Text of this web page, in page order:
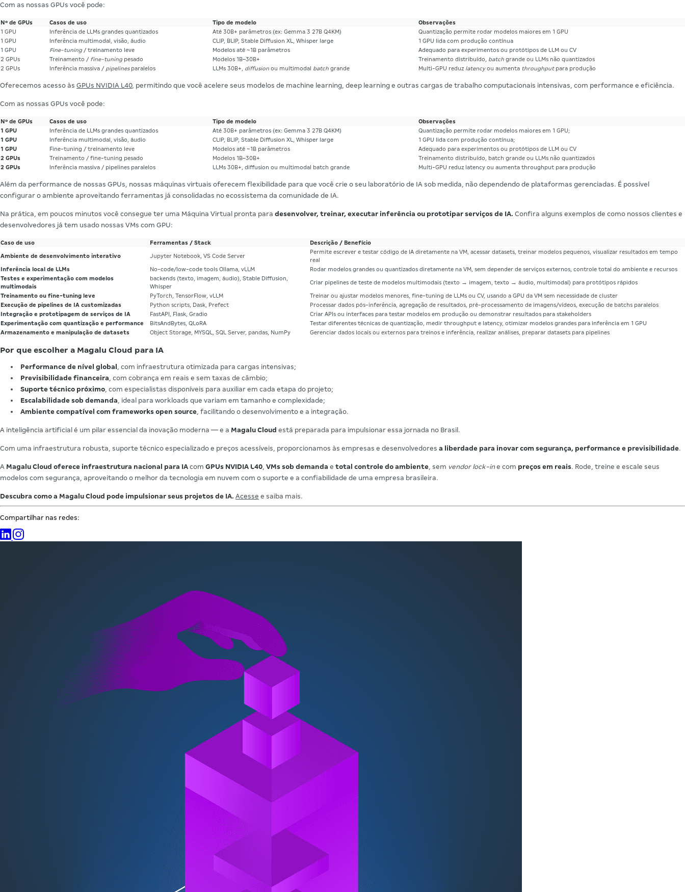
Com as nossas GPUs você pode:
Nº de GPUs Casos de uso Tipo de modelo
Observações
1 GPU
Inferência de LLMs grandes quantizados Até 30B+ parâmetros (ex: Gemma 3 27B Q4KM)
Quantização permite rodar modelos maiores em 1 GPU
1 GPU
Inferência multimodal, visão, áudio CLIP, BLIP, Stable Diffusion XL, Whisper large
1 GPU lida com produção contínua
1 GPU
Fine-tuning/ treinamento leve Modelos até ~1B parâmetros
Adequado para experimentos ou protótipos de LLM ou CV
2 GPUs
Treinamento / fine-tuningpesado Modelos 1B–30B+ Treinamento distribuído, batch grande ou LLMs não quantizados
2 GPUs
Inferência massiva / pipelinesparalelos LLMs 30B+, diffusion ou multimodal batch grande Multi-GPU reduz latencyou aumenta throughputpara produção
Oferecemos acesso às GPUs NVIDIA L40, permitindo que você acelere seus modelos de machine learning, deep learning e outras cargas de trabalho computacionais intensivas, com performance e eficiência.
Com as nossas GPUs você pode:
Nº de GPUs Casos de uso Tipo de modelo
Observações
1 GPU
Inferência de LLMs grandes quantizados Até 30B+ parâmetros (ex: Gemma 3 27B Q4KM)
Quantização permite rodar modelos maiores em 1 GPU;
1 GPU
Inferência multimodal, visão, áudio CLIP, BLIP, Stable Diffusion XL, Whisper large
1 GPU lida com produção contínua;
1 GPU
Fine-tuning / treinamento leve Modelos até ~1B parâmetros
Adequado para experimentos ou protótipos de LLM ou CV
2 GPUs
Treinamento / fine-tuning pesado Modelos 1B–30B+
Treinamento distribuído, batch grande ou LLMs não quantizados
2 GPUs
Inferência massiva / pipelines paralelos LLMs 30B+, diffusion ou multimodal batch grande Multi-GPU reduz latency ou aumenta throughput para produção
Além da performance de nossas GPUs, nossas máquinas virtuais oferecem flexibilidade para que você crie o seu laboratório de IA sob medida, não dependendo de plataformas gerenciadas. É possível
configurar o ambiente aproveitando ferramentas já consolidadas no ecossistema da comunidade de IA.
Na prática, em poucos minutos você consegue ter uma Máquina Virtual pronta para desenvolver, treinar, executar inferência ou prototipar serviços de IA. Confira alguns exemplos de como nossos clientes e
desenvolvedores já tem usado nossas VMs com GPU:
Caso de uso Ferramentas / Stack Descrição / Benefício
Ambiente de desenvolvimento interativo Jupyter Notebook, VS Code Server
Permite escrever e testar código de IA diretamente na VM, acessar datasets, treinar modelos pequenos, visualizar resultados em tempo
real
Inferência local de LLMs
No-code/low-code tools Ollama, vLLM
Rodar modelos grandes ou quantizados diretamente na VM, sem depender de serviços externos, controle total do ambiente e recursos
Testes e experimentação com modelos
multimodais
backends (texto, imagem, áudio), Stable Diffusion,
Whisper
Criar pipelines de teste de modelos multimodais (texto → imagem, texto → áudio, multimodal) para protótipos rápidos
Treinamento ou fine-tuning leve PyTorch, TensorFlow, vLLM
Treinar ou ajustar modelos menores, fine-tuning de LLMs ou CV, usando a GPU da VM sem necessidade de cluster
Execução de pipelines de IA customizadas
Python scripts, Dask, Prefect
Processar dados pós-inferência, agregação de resultados, pré-processamento de imagens/vídeos, execução de batchs paralelos
Integração e prototipagem de serviços de IA
FastAPI, Flask, Gradio
Criar APIs ou interfaces para testar modelos em produção ou demonstrar resultados para stakeholders
Experimentação com quantização e performance
BitsAndBytes, QLoRA
Testar diferentes técnicas de quantização, medir throughput e latency, otimizar modelos grandes para inferência em 1 GPU
Armazenamento e manipulação de datasets
Object Storage, MYSQL, SQL Server, pandas, NumPy Gerenciar dados locais ou externos para treinos e inferência, realizar análises, preparar datasets para pipelines
Por que escolher a Magalu Cloud para IA
Performance de nível global , com infraestrutura otimizada para cargas intensivas;
Previsibilidade financeira, com cobrança em reais e sem taxas de câmbio;
Suporte técnico próximo, com especialistas disponíveis para auxiliar em cada etapa do projeto;
Escalabilidade sob demanda, ideal para workloads que variam em tamanho e complexidade;
Ambiente compatível com frameworks open source, facilitando o desenvolvimento e a integração.
A inteligência artificial é um pilar essencial da inovação moderna — e a Magalu Cloud está preparada para impulsionar essa jornada no Brasil.
Com uma infraestrutura robusta, suporte técnico especializado e preços acessíveis, proporcionamos às empresas e desenvolvedores a liberdade para inovar com segurança, performance e previsibilidade.
A Magalu Cloud oferece infraestrutura nacional para IA com GPUs NVIDIA L40, VMs sob demanda e total controle do ambiente, sem vendor lock-ine com preços em reais. Rode, treine e escale seus
modelos com segurança, aproveitando o melhor da tecnologia em nuvem com o suporte e a confiabilidade de uma empresa brasileira.
Descubra como a Magalu Cloud pode impulsionar seus projetos de IA. Acesse e saiba mais.
Compartilhar nas redes: